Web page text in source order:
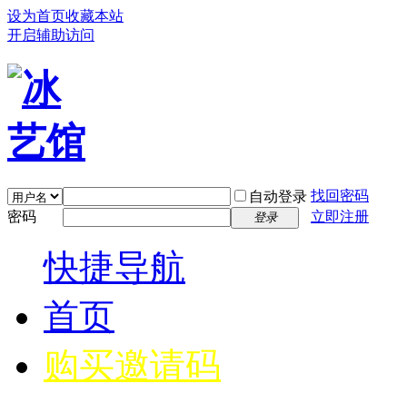
设为首页收藏本站
开启辅助访问
自动登录 找回密码
密码
登录 立即注册
快捷导航
首页
购买邀请码